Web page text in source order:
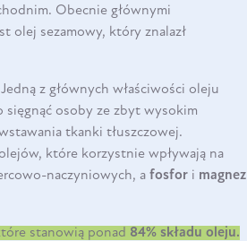
Obecnie głównymi
olej sezamowy, który znalazł
z głównych właściwości oleju
osoby ze zbyt wysokim
tkanki tłuszczowej.
które korzystnie wpływają na
naczyniowych, a fosfor i magnez
stanowią ponad 84% składu oleju.